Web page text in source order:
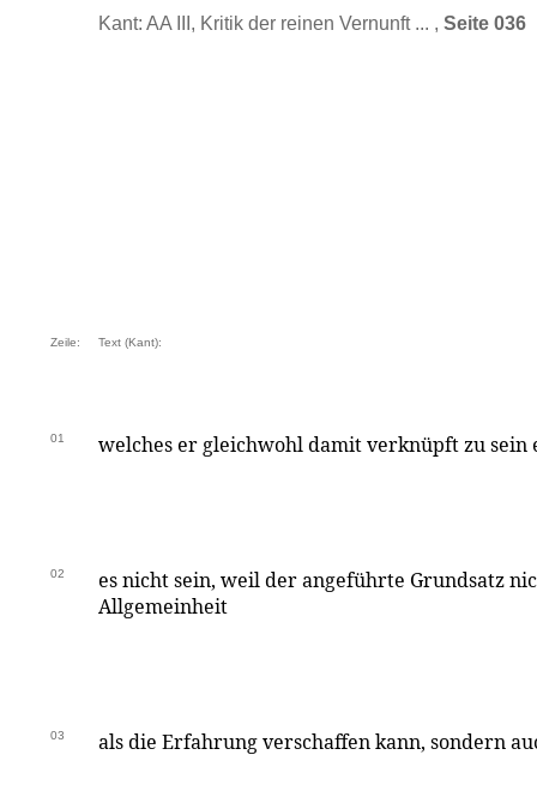
Kant: AA III, Kritik der reinen Vernunft ... , Seite 036
Zeile: Text (Kant):
01 welches er gleichwohl damit verknüpft zu sein
02
es nicht sein, weil der angeführte Grundsatz
Allgemeinheit
03 als die Erfahrung verschaffen kann, sondern